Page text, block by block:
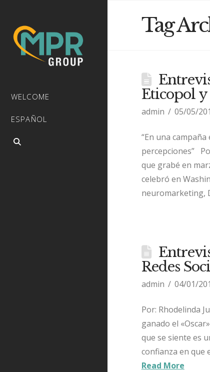
WELCOME
ESPAÑOL
Tag
Eticopol
admin 05/05/
“En una
percepciones”
que grabé en
celebró en
neuromarketing,
Redes
admin 04/01/
Por: Rhodelinda
ganado el
que se siente es
confianza en que
Read More